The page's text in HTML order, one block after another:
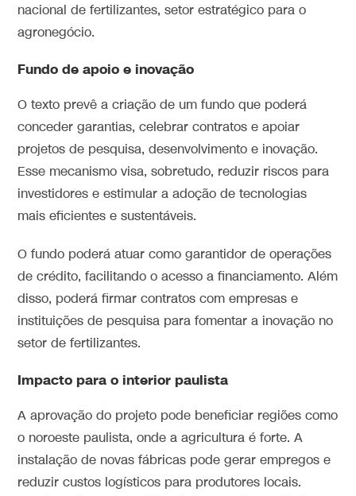
nacional de fertilizantes, setor estratégico para o
agronegócio.
Fundo de apoio e inovação
O texto prevê a criação de um fundo que poderá
conceder garantias, celebrar contratos e apoiar
projetos de pesquisa, desenvolvimento e inovação.
Esse mecanismo visa, sobretudo, reduzir riscos para
investidores e estimular a adoção de tecnologias
mais eficientes e sustentáveis.
O fundo poderá atuar como garantidor de operações
de crédito, facilitando o acesso a financiamento. Além
disso, poderá firmar contratos com empresas e
instituições de pesquisa para fomentar a inovação no
setor de fertilizantes.
Impacto para o interior paulista
A aprovação do projeto pode beneficiar regiões como
o noroeste paulista, onde a agricultura é forte. A
instalação de novas fábricas pode gerar empregos e
reduzir custos logísticos para produtores locais.